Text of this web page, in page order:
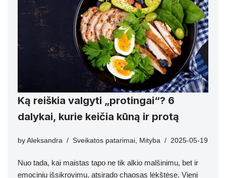
Ką reiškia valgyti „protingai“? 6
dalykai, kurie keičia kūną ir protą
by Aleksandra Sveikatos patarimai Mityba 2025-05-19
Nuo tada, kai maistas tapo ne tik alkio malšinimu, bet ir
emociniu išsikrovimu, atsirado chaosas lėkštėse. Vieni